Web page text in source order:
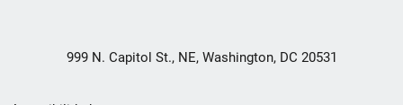
999 N. Capitol St., NE, Washington, DC 20531